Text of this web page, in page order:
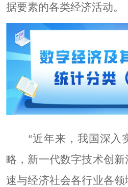
据要素的各类经济活动。
“近年来，我国深入
略，新一代数字技术创
速与经济社会各行业各